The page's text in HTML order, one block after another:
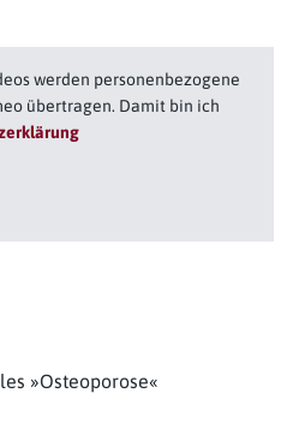
werden personenbezogene
übertragen. Damit bin ich
»Osteoporose«